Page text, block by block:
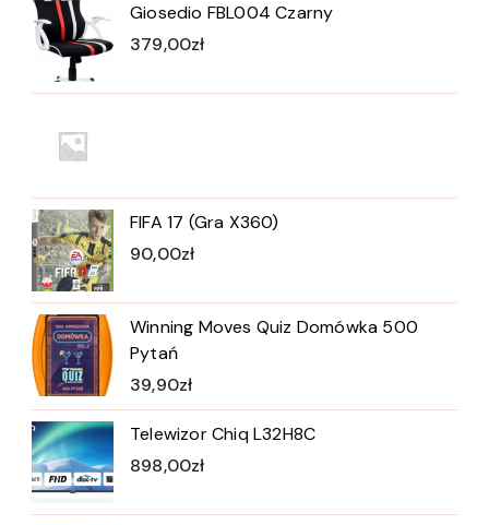
Giosedio FBL004 Czarny
379,00zł
FIFA 17 (Gra X360)
90,00zł
Winning Moves Quiz Domówka 500
Pytań
39,90zł
Telewizor Chiq L32H8C
898,00zł